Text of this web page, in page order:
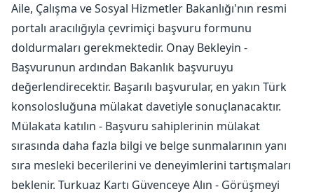
Aile, Çalışma ve Sosyal Hizmetler Bakanlığı'nın resmi
portalı aracılığıyla çevrimiçi başvuru formunu
doldurmaları gerekmektedir. Onay Bekleyin -
Başvurunun ardından Bakanlık başvuruyu
değerlendirecektir. Başarılı başvurular, en yakın Türk
konsolosluğuna mülakat davetiyle sonuçlanacaktır.
Mülakata katılın - Başvuru sahiplerinin mülakat
sırasında daha fazla bilgi ve belge sunmalarının yanı
sıra mesleki becerilerini ve deneyimlerini tartışmaları
beklenir. Turkuaz Kartı Güvenceye Alın - Görüşmeyi